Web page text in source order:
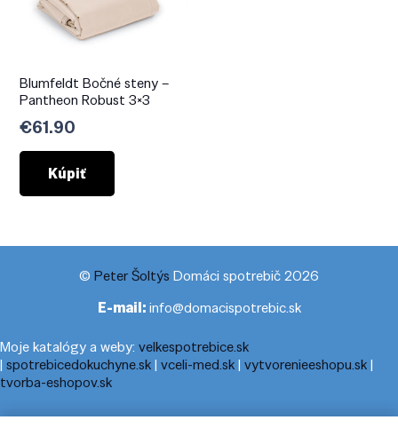
Blumfeldt Bočné steny –
Pantheon Robust 3×3
€61.90
Kúpiť
© Peter Šoltýs Domáci spotrebič 2026
E-mail:info@domacispotrebic.sk
Moje katalógy a weby: velkespotrebice.sk
| spotrebicedokuchyne.sk| vceli-med.sk| vytvorenieeshopu.sk|
tvorba-eshopov.sk
Moje blogy:cestovnyporiadok.eu|pracanadoma.net|telefonny-